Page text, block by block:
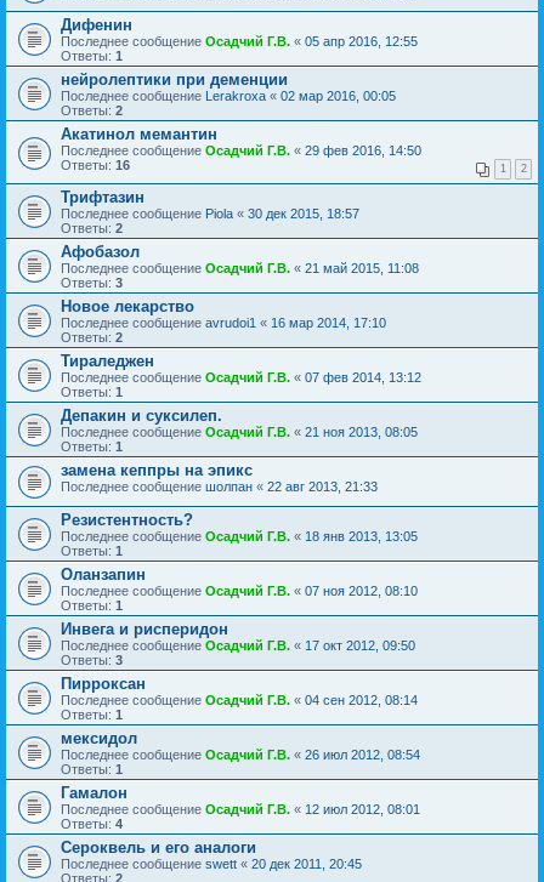
Дифенин
Последнее сообщение Осадчий Г.В. « 05 апр 2016, 12:55
Ответы: 1
нейролептики при деменции
Последнее сообщение Lerakroxa « 02 мар 2016, 00:05
Ответы: 2
Акатинол мемантин
Последнее сообщение Осадчий Г.В. « 29 фев 2016, 14:50
Ответы: 16 1 2
Трифтазин
Последнее сообщение Piola « 30 дек 2015, 18:57
Ответы: 2
Афобазол
Последнее сообщение Осадчий Г.В. « 21 май 2015, 11:08
Ответы: 3
Новое лекарство
Последнее сообщение avrudoi1 « 16 мар 2014, 17:10
Ответы: 2
Тираледжен
Последнее сообщение Осадчий Г.В. « 07 фев 2014, 13:12
Ответы: 1
Депакин и суксилеп.
Последнее сообщение Осадчий Г.В. « 21 ноя 2013, 08:05
Ответы: 1
замена кеппры на эпикс
Последнее сообщение шолпан « 22 авг 2013, 21:33
Резистентность?
Последнее сообщение Осадчий Г.В. « 18 янв 2013, 13:05
Ответы: 1
Оланзапин
Последнее сообщение Осадчий Г.В. « 07 ноя 2012, 08:10
Ответы: 1
Инвега и рисперидон
Последнее сообщение Осадчий Г.В. « 17 окт 2012, 09:50
Ответы: 3
Пирроксан
Последнее сообщение Осадчий Г.В. « 04 сен 2012, 08:14
Ответы: 1
мексидол
Последнее сообщение Осадчий Г.В. « 26 июл 2012, 08:54
Ответы: 1
Гамалон
Последнее сообщение Осадчий Г.В. « 12 июл 2012, 08:01
Ответы: 4
Сероквель и его аналоги
Последнее сообщение swett « 20 дек 2011, 20:45
Ответы: 2